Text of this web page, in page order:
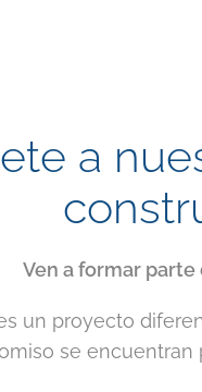
a
Ven a formar
un proyecto
se encuentran